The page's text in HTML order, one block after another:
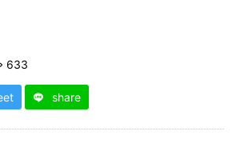
633
share